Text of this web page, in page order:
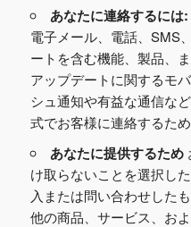
あなたに連絡するには:
電子メール、電話、SMS
ートを含む機能、製品、
アップデートに関するモ
シュ通知や有益な通信な
式でお客様に連絡するた
あなたに提供するため
け取らないことを選択し
入または問い合わせした
他の商品、サービス、お